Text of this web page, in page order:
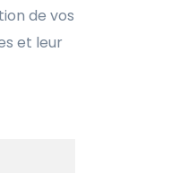
de vos
et leur